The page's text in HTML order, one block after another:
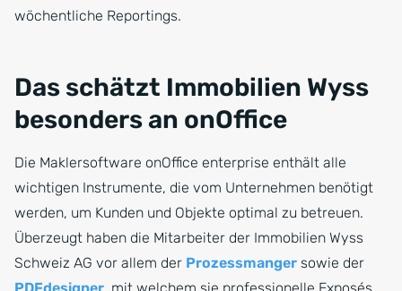
wöchentliche Reportings.
Das schätzt Immobilien Wyss
besonders an onOffice
Die Maklersoftware onOffice enterprise enthält alle
wichtigen Instrumente, die vom Unternehmen benötigt
werden, um Kunden und Objekte optimal zu betreuen.
Überzeugt haben die Mitarbeiter der Immobilien Wyss
Schweiz AG vor allem der Prozessmanger sowie der
PDFdesigner, mit welchem sie professionelle Exposés